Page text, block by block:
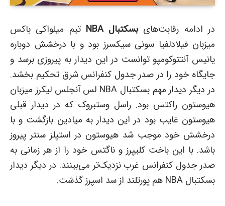
در ادامه رقابت‌هایبسکتبال NBA
تیم میلواکی باکس
میزبان فیلادلفیا سونی سیکسرز بود و با درخشش دوباره
یانیس آنتتوکومپو توانست در این دیدار به پیروزی برسد و
جایگاه خود را در صدر جدول کنفرانس شرق تحکیم بخشد.
در دیگر دیدار مهم بسکتبال NBA لس آنجلس لیکرز میزبان
هیوستون راکتس بود. راسل وستبروک که در دیدار قبلی
هیوستون غایب بود در این دیدار به میادین بازگشت و با
درخشش خود موجب شد هیوستون در استپلز سنتر پیروز
باشد. با این باخت کلیپرز و ناگتس خود را از هر زمانی به
صدر جدول کنفرانس غرب نزدیک‌تر می‌بینند. در دیگر دیدار
بسکتبال NBA هم پورتلند از سد اسپرز گذشت.